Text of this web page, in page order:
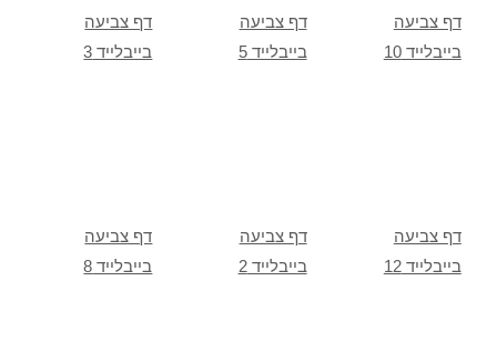
דף צביעה
בייבלייד 3
דף צביעה
בייבלייד 5
דף צביעה
בייבלייד 10
דף צביעה
בייבלייד 8
דף צביעה
בייבלייד 2
דף צביעה
בייבלייד 12